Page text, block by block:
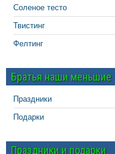
Соленое тесто
Твистинг
Фелтинг
Братья наши меньшие
Праздники
Подарки
Праздники и подарки